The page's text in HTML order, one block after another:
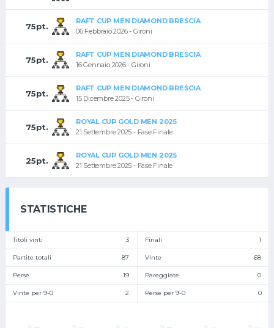
75pt.
RAFT CUP MEN DIAMOND BRESCIA
06 Febbraio 2026 - Gironi
75pt.
RAFT CUP MEN DIAMOND BRESCIA
16 Gennaio 2026 - Gironi
75pt.
RAFT CUP MEN DIAMOND BRESCIA
15 Dicembre 2025 - Gironi
75pt.
ROYAL CUP GOLD MEN 2025
21 Settembre 2025 - Fase Finale
25pt.
ROYAL CUP GOLD MEN 2025
21 Settembre 2025 - Fase Finale
STATISTICHE
Titoli vinti 3 Finali 1
Partite totali 87 Vinte 68
Perse 19 Pareggiate 0
Vinte per 9-0 2 Perse per 9-0 0